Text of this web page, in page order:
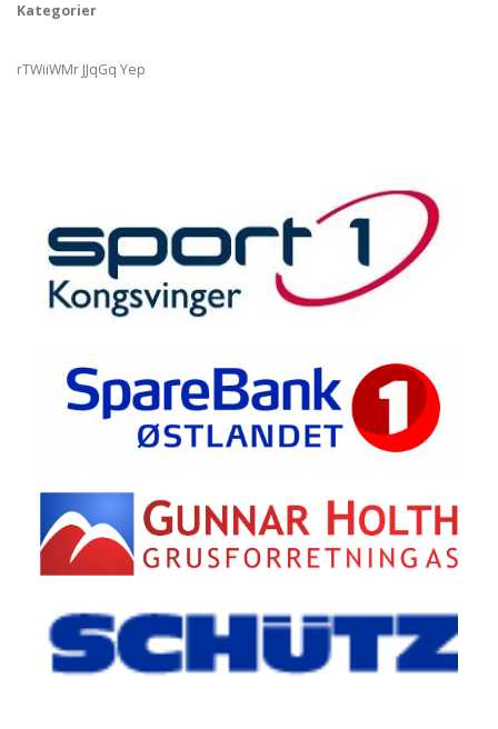
Kategorier
rTWiiWMr JJqGq Yep